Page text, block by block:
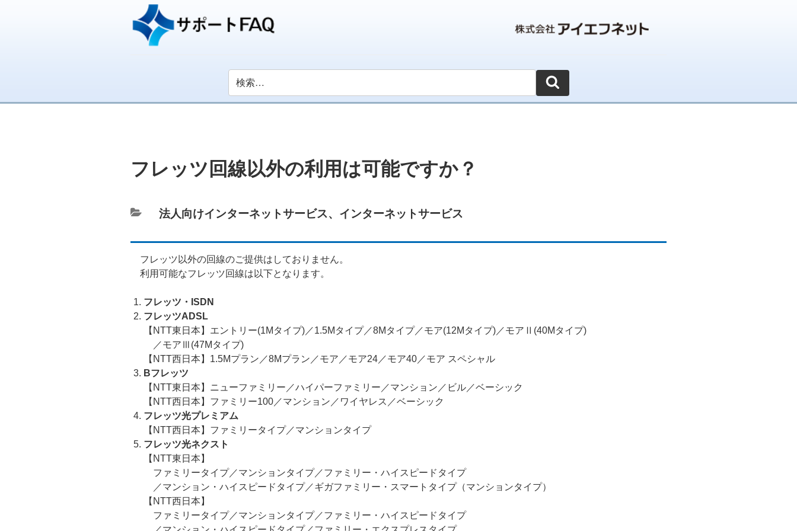
フレッツ回線以外の利用は可能ですか？
カ
ゴ
リ
ー
法人向けインターネットサービス、 インターネットサービス
フレッツ以外の回線のご提供はしておりません。
利用可能なフレッツ回線は以下となります。
フレッツ・ISDN
フレッツADSL
【NTT東日本】エントリー(1Mタイプ)／1.5Mタイプ／8Mタイプ／モア(12Mタイプ)／モアⅡ(40Mタイプ)
／モアⅢ(47Mタイプ)
【NTT西日本】1.5Mプラン／8Mプラン／モア／モア24／モア40／モア スペシャル
Bフレッツ
【NTT東日本】ニューファミリー／ハイパーファミリー／マンション／ビル／ベーシック
【NTT西日本】ファミリー100／マンション／ワイヤレス／ベーシック
フレッツ光プレミアム
【NTT西日本】ファミリータイプ／マンションタイプ
フレッツ光ネクスト
【NTT東日本】
ファミリータイプ／マンションタイプ／ファミリー・ハイスピードタイプ
／マンション・ハイスピードタイプ／ギガファミリー・スマートタイプ（マンションタイプ）
【NTT西日本】
ファミリータイプ／マンションタイプ／ファミリー・ハイスピードタイプ